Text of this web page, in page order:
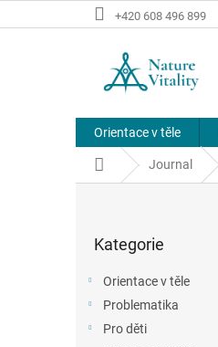
na
+420 608 496 899
Orientace v těle
Domů Journal
kategorie
Kategorie
Orientace v těle
Problematika
Pro děti